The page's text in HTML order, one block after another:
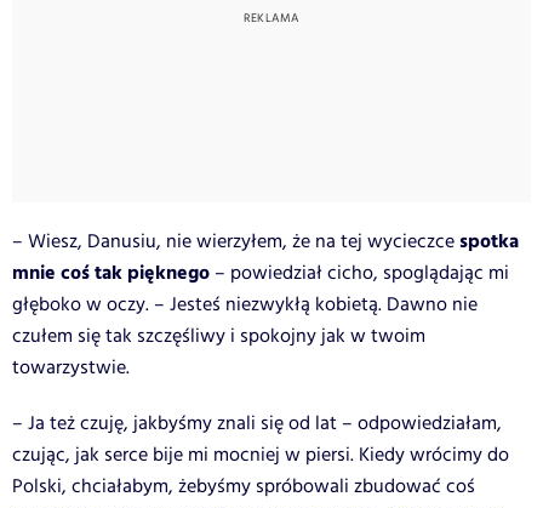
– Wiesz, Danusiu, nie wierzyłem, że na tej wycieczcespotka
mnie coś tak pięknego – powiedział cicho, spoglądając mi
głęboko w oczy. – Jesteś niezwykłą kobietą. Dawno nie
czułem się tak szczęśliwy i spokojny jak w twoim
towarzystwie.
– Ja też czuję, jakbyśmy znali się od lat – odpowiedziałam,
czując, jak serce bije mi mocniej w piersi. Kiedy wrócimy do
Polski, chciałabym, żebyśmy spróbowali zbudować coś